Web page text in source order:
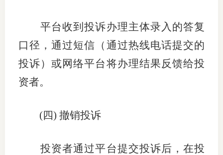
平台收到投诉办理主体录入的答复
口径，通过短信（通过热线电话提交的
投诉）或网络平台将办理结果反馈给投
资者。
(四) 撤销投诉
投资者通过平台提交投诉后，在投